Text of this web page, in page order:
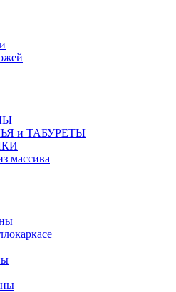
и ТАБУРЕТЫ
массива